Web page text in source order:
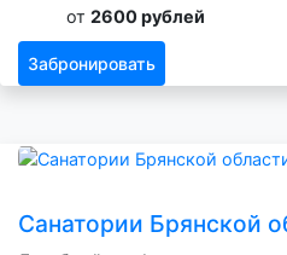
от 2600 рублей
Забронировать
Санатории Брянской